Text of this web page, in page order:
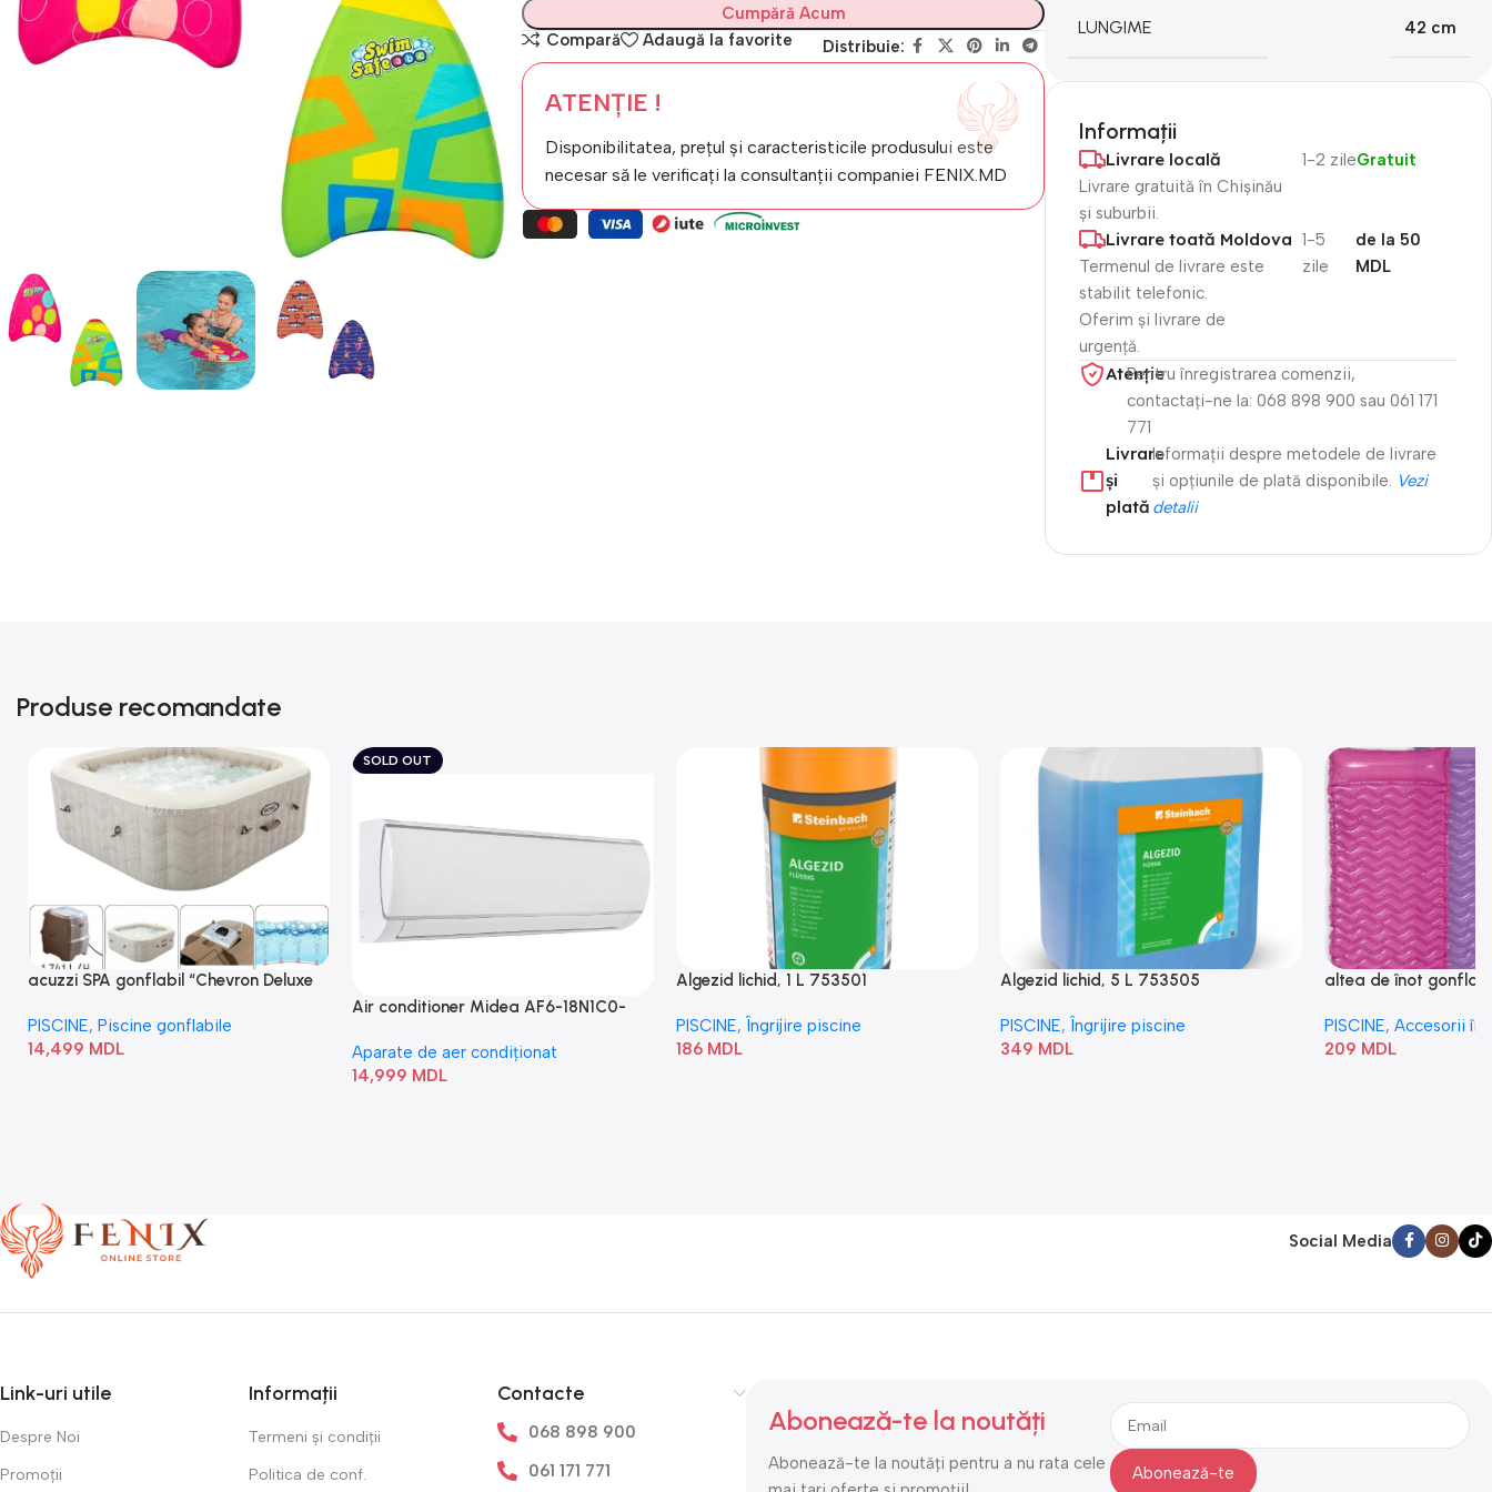
Cumpără Acum
Compară
Adaugă la favorite Distribuie:
ATENȚIE !
Disponibilitatea, prețul și caracteristicile produsului este
necesar să le verificați la consultanții companiei FENIX.MD
LUNGIME 42 cm
Informații
Livrare locală
Livrare gratuită în Chișinău
și suburbii.
1-2 zileGratuit
Livrare toată Moldova
Termenul de livrare este
stabilit telefonic.
Oferim și livrare de
urgență.
1-5
zile
de la 50
MDL
Atenție​
Pentru înregistrarea comenzii,
contactați-ne la: 068 898 900 sau 061 171
771
Livrare
și
plată
Informații despre metodele de livrare
și opțiunile de plată disponibile.
Vezi
detalii
Produse recomandate
acuzzi SPA gonflabil “Chevron Deluxe
PISCINE, Piscine gonflabile
14,499 MDL
SOLD OUT
Air conditioner Midea AF6-18N1C0-
Aparate de aer condiționat
14,999 MDL
Algezid lichid, 1 L 753501
PISCINE, Îngrijire piscine
186 MDL
Algezid lichid, 5 L 753505
PISCINE, Îngrijire piscine
349 MDL
altea de înot
PISCINE, Accesorii
209 MDL
Social Media
Link-uri utile
Despre Noi
Promoții
Informații
Termeni și condiții
Politica de conf.
Contacte
068 898 900
061 171 771
Abonează-te la noutăți
Abonează-te la noutăți pentru a nu rata cele